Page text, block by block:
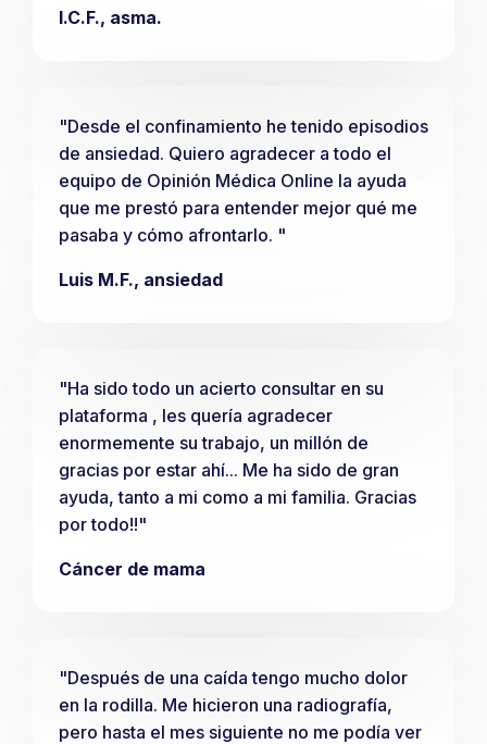
I.C.F., asma.
"Desde el confinamiento he tenido episodios
de ansiedad. Quiero agradecer a todo el
equipo de Opinión Médica Online la ayuda
que me prestó para entender mejor qué me
pasaba y cómo afrontarlo. "
Luis M.F., ansiedad
"Ha sido todo un acierto consultar en su
plataforma , les quería agradecer
enormemente su trabajo, un millón de
gracias por estar ahí... Me ha sido de gran
ayuda, tanto a mi como a mi familia. Gracias
por todo!!"
Cáncer de mama
"Después de una caída tengo mucho dolor
en la rodilla. Me hicieron una radiografía,
pero hasta el mes siguiente no me podía ver